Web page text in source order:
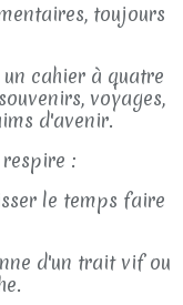
toujours
cahier à quatre
voyages,
d'avenir.
:
le temps faire
d'un trait vif ou